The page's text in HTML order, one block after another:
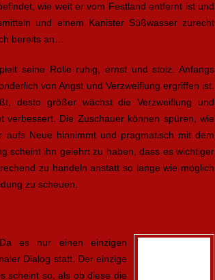
wie weit er vom Festland entfernt ist und
und einem Kanister Süßwasser zurecht
bereits an…
seine Rolle ruhig, ernst und stolz. Anfangs
von Angst und Verzweiflung ergriffen ist.
desto größer wächst die Verzweiflung und
verbessert. Die Zuschauer können spüren, wie
aufs Neue hinnimmt und pragmatisch mit dem
scheint ihn gelehrt zu haben, dass es wichtiger
zu handeln anstatt so lange wie möglich
zu scheuen.
es nur einen einzigen
Dialog statt. Der einzige
scheint so, als ob diese die